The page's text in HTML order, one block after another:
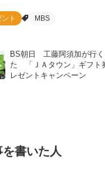
ト MBS
BS朝日 工藤阿須加が行く
た 「ＪＡタウン」ギフ
レゼントキャンペーン
書いた人